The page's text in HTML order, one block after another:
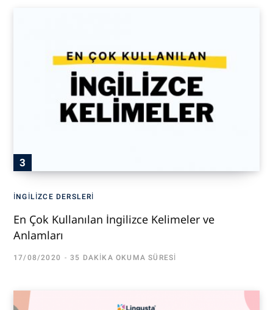
İNGILIZCE DERSLERI
En Çok Kullanılan İngilizce Kelimeler ve
Anlamları
17/08/2020 35 DAKIKA OKUMA SÜRESI